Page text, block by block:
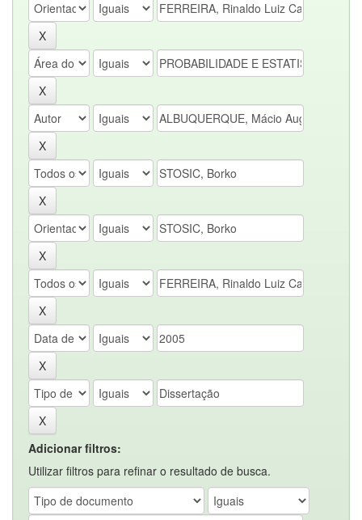
Adicionar filtros:
Utilizar filtros para refinar o resultado de busca.